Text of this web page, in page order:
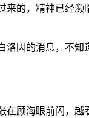
的，精神已经
因的消息，不
顾海眼前闪，越